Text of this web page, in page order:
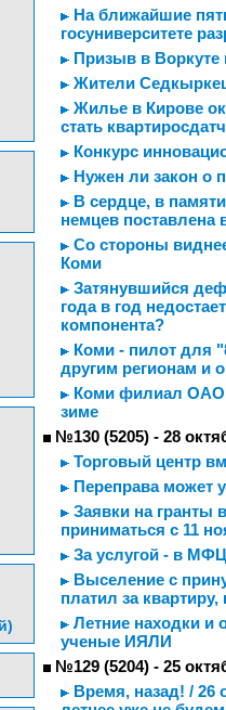
На ближайшие
госуниверситете
Призыв в Воркуте
Жители
Жилье в Кирове
стать
Конкурс
Нужен ли закон о
В сердце, в
немцев поставлена
Со стороны
Коми
Затянувшийся
года в год
компонента?
Коми - пилот для
другим регионам и
Коми филиал ОАО
зиме
№130 (5205) - 28
Торговый центр
Переправа может
Заявки на гранты
приниматься с 11
За услугой - в МФЦ
Выселение с
платил за
Летние находки и
ученые ИЯЛИ
№129 (5204) - 25
Время, назад! / 26